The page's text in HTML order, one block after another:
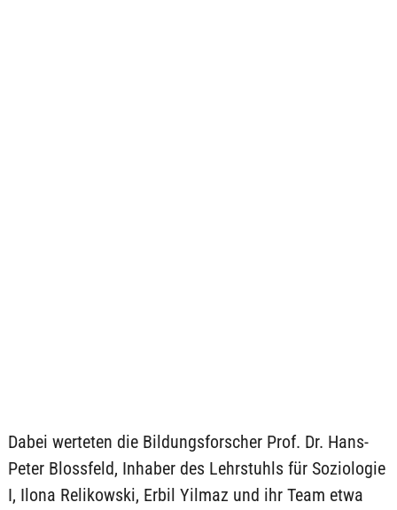
Dabei werteten die Bildungsforscher Prof. Dr. Hans-
Peter Blossfeld, Inhaber des Lehrstuhls für Soziologie
I, Ilona Relikowski, Erbil Yilmaz und ihr Team etwa